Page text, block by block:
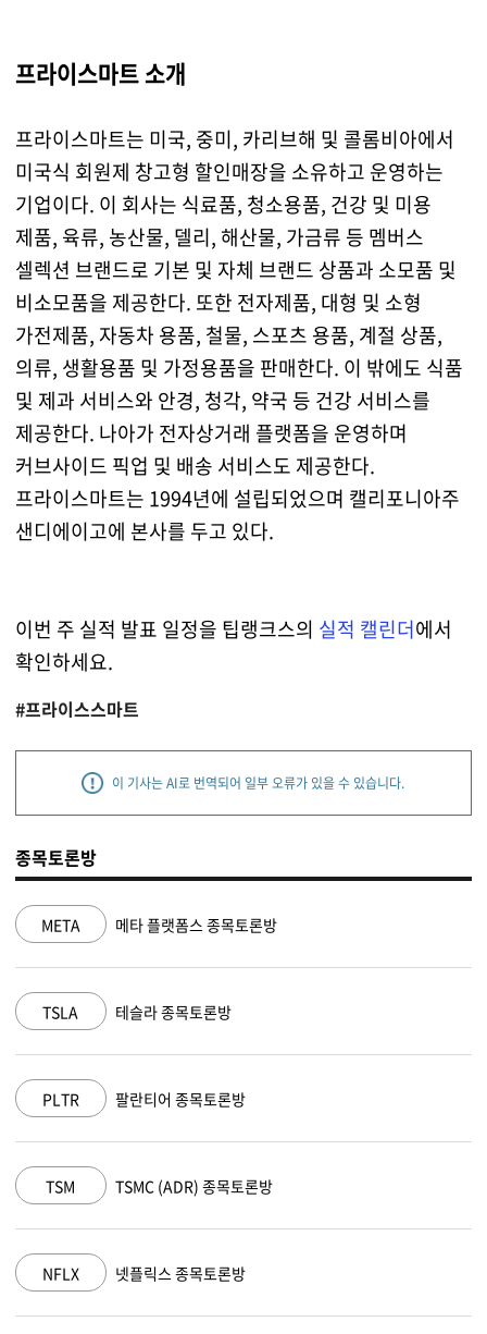
프라이스마트 소개
프라이스마트는 미국, 중미, 카리브해 및 콜롬비아에서
미국식 회원제 창고형 할인매장을 소유하고 운영하는
기업이다. 이 회사는 식료품, 청소용품, 건강 및 미용
제품, 육류, 농산물, 델리, 해산물, 가금류 등 멤버스
셀렉션 브랜드로 기본 및 자체 브랜드 상품과 소모품 및
비소모품을 제공한다. 또한 전자제품, 대형 및 소형
가전제품, 자동차 용품, 철물, 스포츠 용품, 계절 상품,
의류, 생활용품 및 가정용품을 판매한다. 이 밖에도 식품
및 제과 서비스와 안경, 청각, 약국 등 건강 서비스를
제공한다. 나아가 전자상거래 플랫폼을 운영하며
커브사이드 픽업 및 배송 서비스도 제공한다.
프라이스마트는 1994년에 설립되었으며 캘리포니아주
샌디에이고에 본사를 두고 있다.
이번 주 실적 발표 일정을 팁랭크스의 실적 캘린더에서
확인하세요.
#프라이스스마트
이 기사는 AI로 번역되어 일부 오류가 있을 수 있습니다.
종목토론방
META 메타 플랫폼스 종목토론방
TSLA 테슬라 종목토론방
PLTR 팔란티어 종목토론방
TSM TSMC (ADR) 종목토론방
NFLX 넷플릭스 종목토론방